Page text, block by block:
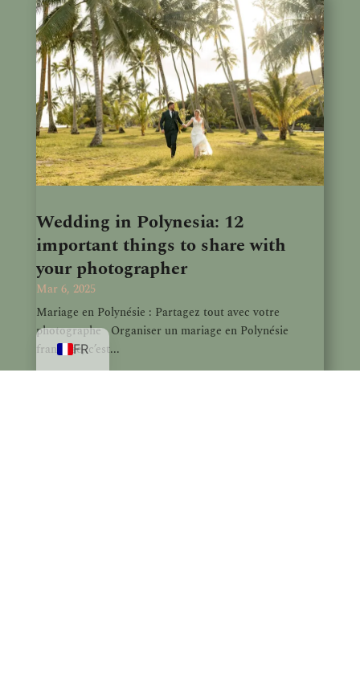
Wedding in Polynesia: 12
important things to share with
your photographer
Mar 6, 2025
Mariage en Polynésie : Partagez tout avec votre
photographe Organiser un mariage en Polynésie
française, c’est...
FR